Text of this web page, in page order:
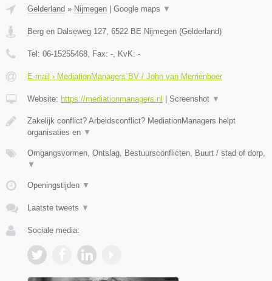
Gelderland » Nijmegen Google maps ▼
Berg en Dalseweg 127 6522 BE Nijmegen (Gelderland)
Tel: 06-15255468 , Fax: - , KvK: -
E-mail › MediationManagers BV / John van Merriënboer
Website: https://mediationmanagers.nl Screenshot ▼
Zakelijk conflict? Arbeidsconflict? MediationManagers helpt
organisaties en ▼
Omgangsvormen, Ontslag, Bestuursconflicten, Buurt / stad of dorp,
▼
Openingstijden ▼
Laatste tweets ▼
Sociale media: